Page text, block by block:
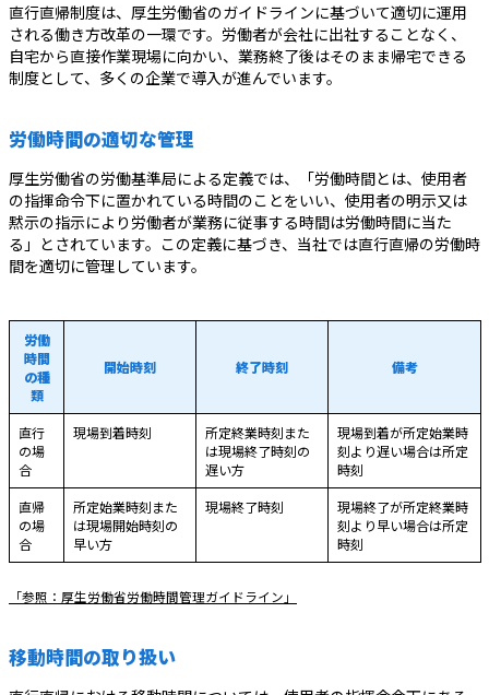
直行直帰制度は、厚生労働省のガイドラインに基づいて適切に運用
される働き方改革の一環です。労働者が会社に出社することなく、
自宅から直接作業現場に向かい、業務終了後はそのまま帰宅できる
制度として、多くの企業で導入が進んでいます。
労働時間の適切な管理
厚生労働省の労働基準局による定義では、「労働時間とは、使用者
の指揮命令下に置かれている時間のことをいい、使用者の明示又は
黙示の指示により労働者が業務に従事する時間は労働時間に当た
る」とされています。この定義に基づき、当社では直行直帰の労働時
間を適切に管理しています。
労働
時間
の種
類
開始時刻 終了時刻 備考
直行
の場
合
現場到着時刻
所定終業時刻また
は現場終了時刻の
遅い方
現場到着が所定始業時
刻より遅い場合は所定
時刻
直帰
の場
合
所定始業時刻また
は現場開始時刻の
早い方
現場終了時刻
現場終了が所定終業時
刻より早い場合は所定
時刻
「参照：厚生労働省労働時間管理ガイドライン」
移動時間の取り扱い